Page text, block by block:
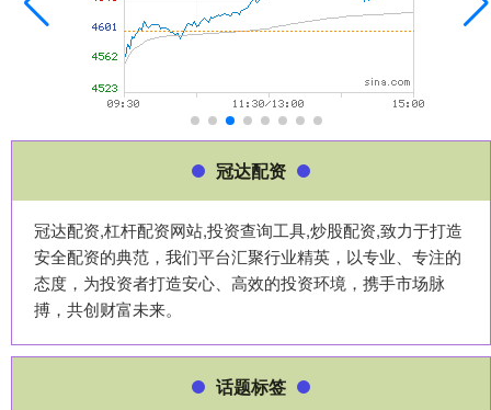
冠达配资
冠达配资,杠杆配资网站,投资查询工具,炒股配资,致力于打造
安全配资的典范，我们平台汇聚行业精英，以专业、专注的
态度，为投资者打造安心、高效的投资环境，携手市场脉
搏，共创财富未来。
话题标签